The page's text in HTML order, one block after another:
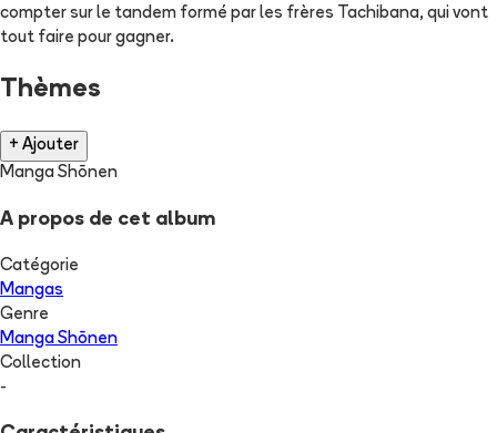
compter sur le tandem formé par les frères Tachibana, qui vont
tout faire pour gagner.
Thèmes
+ Ajouter
Manga Shōnen
A propos de cet album
Catégorie
Mangas
Genre
Manga Shōnen
Collection
-